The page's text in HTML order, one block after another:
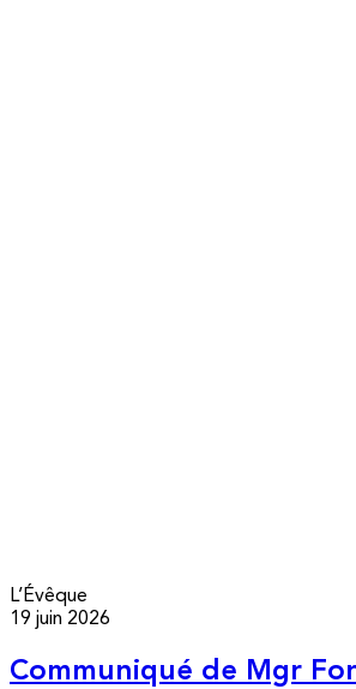
L’Évêque
19 juin 2026
Communiqué de Mgr